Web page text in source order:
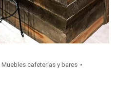
Muebles cafeterias y bares